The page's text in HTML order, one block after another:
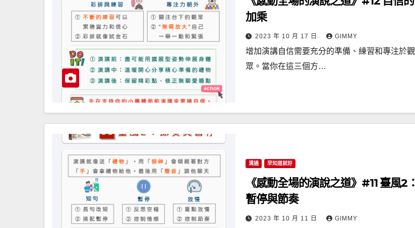
加乘
2023 年 10 月 17 日 GIMMY
增加演講自信需要充分的準備、練習和專注於觀
眾。當你在這三個方…
溝通 早知道就好
《感動全場的演說之道》#11 臺風2：
暫停與節奏
2023 年 10 月 11 日 GIMMY